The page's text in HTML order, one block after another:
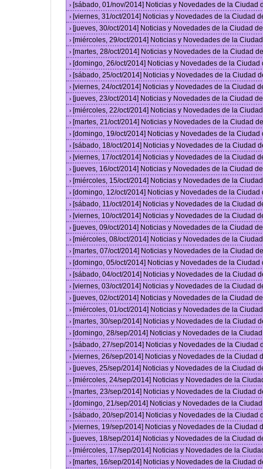
› [sábado, 01/nov/2014] Noticias y Novedades de la Ciudad
› [viernes, 31/oct/2014] Noticias y Novedades de la Ciudad
› [jueves, 30/oct/2014] Noticias y Novedades de la Ciudad
› [miércoles, 29/oct/2014] Noticias y Novedades de la
› [martes, 28/oct/2014] Noticias y Novedades de la Ciudad
› [domingo, 26/oct/2014] Noticias y Novedades de la
› [sábado, 25/oct/2014] Noticias y Novedades de la Ciudad
› [viernes, 24/oct/2014] Noticias y Novedades de la Ciudad
› [jueves, 23/oct/2014] Noticias y Novedades de la Ciudad
› [miércoles, 22/oct/2014] Noticias y Novedades de la
› [martes, 21/oct/2014] Noticias y Novedades de la Ciudad
› [domingo, 19/oct/2014] Noticias y Novedades de la
› [sábado, 18/oct/2014] Noticias y Novedades de la Ciudad
› [viernes, 17/oct/2014] Noticias y Novedades de la Ciudad
› [jueves, 16/oct/2014] Noticias y Novedades de la Ciudad
› [miércoles, 15/oct/2014] Noticias y Novedades de la
› [domingo, 12/oct/2014] Noticias y Novedades de la
› [sábado, 11/oct/2014] Noticias y Novedades de la Ciudad
› [viernes, 10/oct/2014] Noticias y Novedades de la Ciudad
› [jueves, 09/oct/2014] Noticias y Novedades de la Ciudad
› [miércoles, 08/oct/2014] Noticias y Novedades de la
› [martes, 07/oct/2014] Noticias y Novedades de la Ciudad
› [domingo, 05/oct/2014] Noticias y Novedades de la
› [sábado, 04/oct/2014] Noticias y Novedades de la Ciudad
› [viernes, 03/oct/2014] Noticias y Novedades de la Ciudad
› [jueves, 02/oct/2014] Noticias y Novedades de la Ciudad
› [miércoles, 01/oct/2014] Noticias y Novedades de la
› [martes, 30/sep/2014] Noticias y Novedades de la Ciudad
› [domingo, 28/sep/2014] Noticias y Novedades de la
› [sábado, 27/sep/2014] Noticias y Novedades de la Ciudad
› [viernes, 26/sep/2014] Noticias y Novedades de la Ciudad
› [jueves, 25/sep/2014] Noticias y Novedades de la Ciudad
› [miércoles, 24/sep/2014] Noticias y Novedades de la
› [martes, 23/sep/2014] Noticias y Novedades de la Ciudad
› [domingo, 21/sep/2014] Noticias y Novedades de la
› [sábado, 20/sep/2014] Noticias y Novedades de la Ciudad
› [viernes, 19/sep/2014] Noticias y Novedades de la Ciudad
› [jueves, 18/sep/2014] Noticias y Novedades de la Ciudad
› [miércoles, 17/sep/2014] Noticias y Novedades de la
› [martes, 16/sep/2014] Noticias y Novedades de la Ciudad